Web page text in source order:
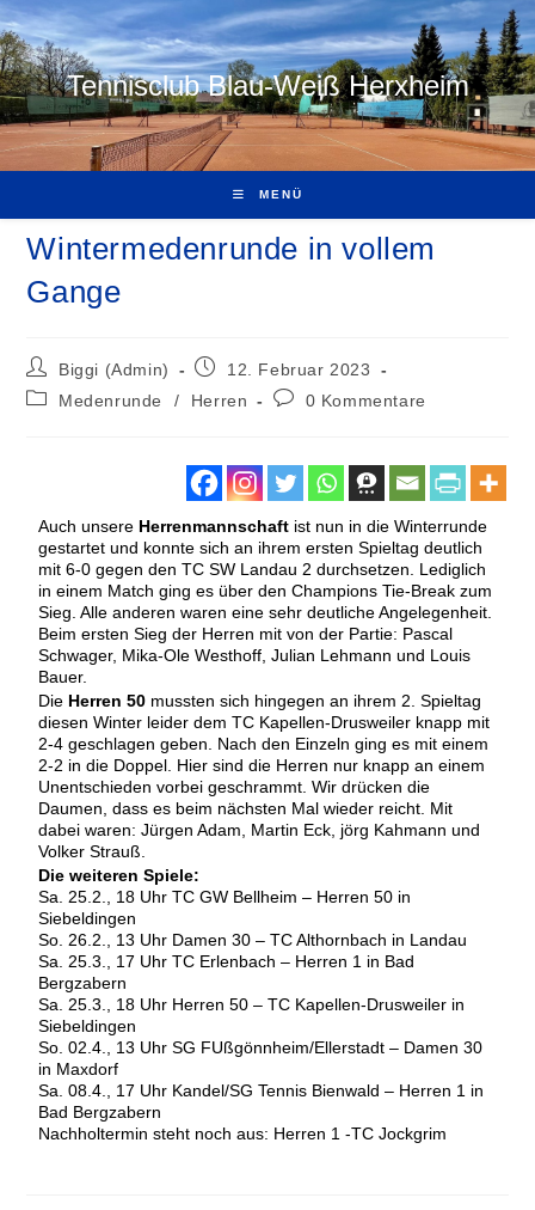
Tennisclub Blau-Weiß Herxheim
MENÜ
Wintermedenrunde in vollem
Gange
Biggi (Admin)
12. Februar 2023
Medenrunde
/ Herren 0 Kommentare
Auch unsere Herrenmannschaft ist nun in die Winterrunde
gestartet und konnte sich an ihrem ersten Spieltag deutlich
mit 6-0 gegen den TC SW Landau 2 durchsetzen. Lediglich
in einem Match ging es über den Champions Tie-Break zum
Sieg. Alle anderen waren eine sehr deutliche Angelegenheit.
Beim ersten Sieg der Herren mit von der Partie: Pascal
Schwager, Mika-Ole Westhoff, Julian Lehmann und Louis
Bauer.
Die Herren 50 mussten sich hingegen an ihrem 2. Spieltag
diesen Winter leider dem TC Kapellen-Drusweiler knapp mit
2-4 geschlagen geben. Nach den Einzeln ging es mit einem
2-2 in die Doppel. Hier sind die Herren nur knapp an einem
Unentschieden vorbei geschrammt. Wir drücken die
Daumen, dass es beim nächsten Mal wieder reicht. Mit
dabei waren: Jürgen Adam, Martin Eck, jörg Kahmann und
Volker Strauß.
Die weiteren Spiele:
Sa. 25.2., 18 Uhr TC GW Bellheim – Herren 50 in
Siebeldingen
So. 26.2., 13 Uhr Damen 30 – TC Althornbach in Landau
Sa. 25.3., 17 Uhr TC Erlenbach – Herren 1 in Bad
Bergzabern
Sa. 25.3., 18 Uhr Herren 50 – TC Kapellen-Drusweiler in
Siebeldingen
So. 02.4., 13 Uhr SG FUßgönnheim/Ellerstadt – Damen 30
in Maxdorf
Sa. 08.4., 17 Uhr Kandel/SG Tennis Bienwald – Herren 1 in
Bad Bergzabern
Nachholtermin steht noch aus: Herren 1 -TC Jockgrim